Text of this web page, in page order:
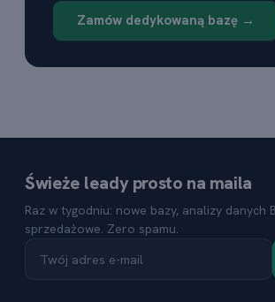
Zamów dedykowaną bazę →
Świeże leady prosto na maila
Raz w tygodniu: nowe bazy, analizy danych
sprzedażowe. Zero spamu.